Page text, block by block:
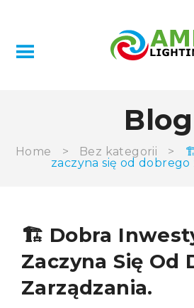
Blog
Home > Bez kategorii >
zaczyna się od dobrego
🏗️ Dobra
Zaczyna Się Od
Zarządzania.